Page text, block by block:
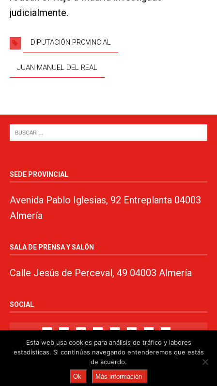
judicialmente.
DIPUTACIÓN PROVINCIAL
JUAN MANUEL DEL REAL
SEDE PROVINCIAL
Avenida Pablo Iglesias, 92 Entreplanta 04003
Almería
SALA DE PRENSA Y SALÓN
Calle Jesús de Perceval, 49 04003 Almería
SOCIAL
© 2024. PSOE de Almería · 950750000 ·www.psoealmeria.com
psoe@psoe-almeria.com·Aviso legal
Esta web usa cookies para análisis de tráfico y labores
estadísticas. Si continúas navegando entenderemos que estás
de acuerdo.
Ok Más información